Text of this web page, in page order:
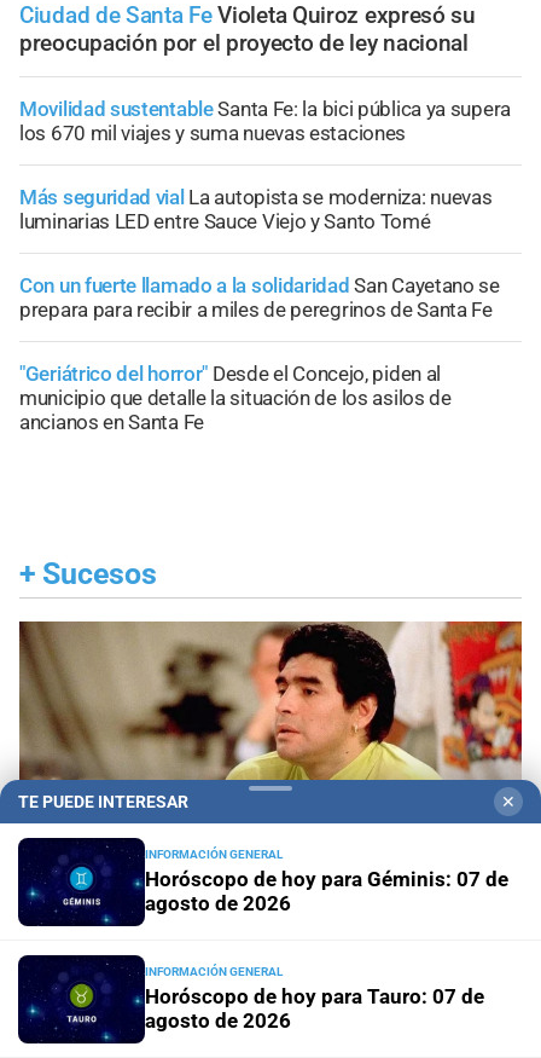
Ciudad de Santa Fe Violeta Quiroz expresó su
preocupación por el proyecto de ley nacional
Movilidad sustentableSanta Fe: la bici pública ya supera
los 670 mil viajes y suma nuevas estaciones
Más seguridad vial La autopista se moderniza: nuevas
luminarias LED entre Sauce Viejo y Santo Tomé
Con un fuerte llamado a la solidaridad San Cayetano se
prepara para recibir a miles de peregrinos de Santa Fe
"Geriátrico del horror" Desde el Concejo, piden al
municipio que detalle la situación de los asilos de
ancianos en Santa Fe
+ Sucesos
Juicio oral
Declaración clave: el enfermero
aseguró que Maradona “fue al baño” la noche
anterior a su muerte
TE PUEDE INTERESAR ✕
INFORMACIÓN GENERAL
Horóscopo de hoy para Géminis: 07 de
agosto de 2026
INFORMACIÓN GENERAL
Horóscopo de hoy para Tauro: 07 de
agosto de 2026